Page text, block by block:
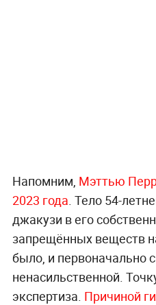
Напомним, Мэттью
2023 года . Тело 54-
джакузи в его
запрещённых веществ
было, и первоначально
ненасильственной.
экспертиза. Причиной